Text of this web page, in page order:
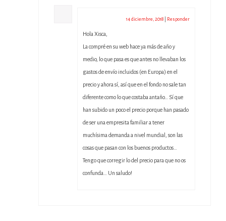
14 diciembre, 2018 Responder
Hola Xisca,
La compré en su web hace ya más de año y
medio, lo que pasa es que antes no llevaban los
gastos de envío incluidos (en Europa) en el
precio y ahora sí, así que en el fondo no sale tan
diferente como lo que costaba antaño… Sí que
han subido un poco el precio porque han pasado
de ser una empresita familiar a tener
muchísima demanda a nivel mundial, son las
cosas que pasan con los buenos productos…
Tengo que corregir lo del precio para que no os
confunda… Un saludo!